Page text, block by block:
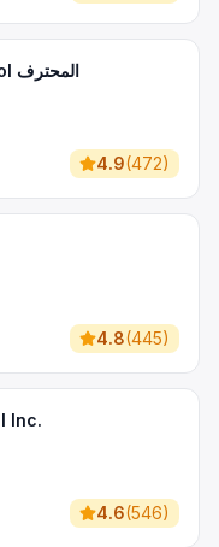
Professional Truck Driving School المحترف
4.9(472)
4.8(445)
Inc.
4.6(546)